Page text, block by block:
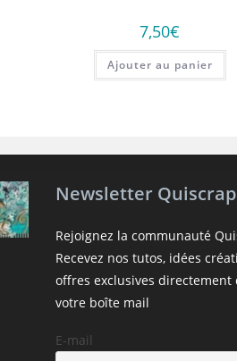
7,50€
Ajouter au panier
Newsletter Quiscrap
Rejoignez la communauté
Recevez nos tutos, idées
offres exclusives directement
votre boîte mail
E-mail